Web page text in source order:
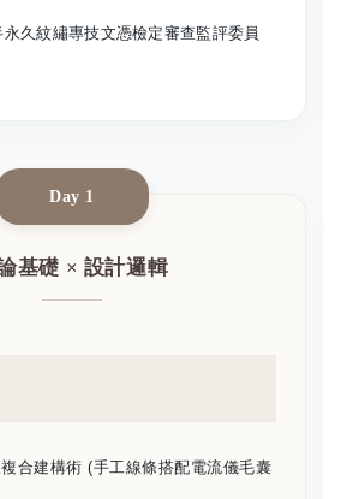
久紋繡專技文憑檢定審查監評委員
Day 1
基礎 × 設計邏輯
合建構術 (手工線條搭配電流儀毛囊